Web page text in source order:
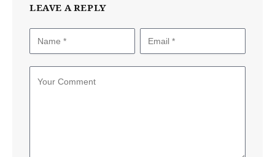
LEAVE A REPLY